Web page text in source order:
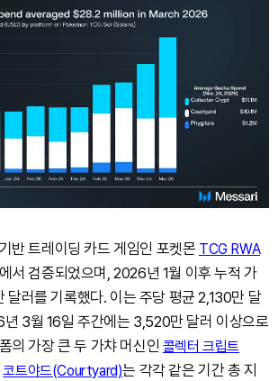
반 트레이딩 카드 게임인 포켓몬 TCG RWA
서 검증되었으며, 2026년 1월 이후 누적 가
러를 기록했다. 이는 주당 평균 2,130만 달
3월 16일 주간에는 3,520만 달러 이상으로
의 가장 큰 두 가챠 머신인 콜렉터 크립트
코트야드(Courtyard)는 각각 같은 기간 총 지